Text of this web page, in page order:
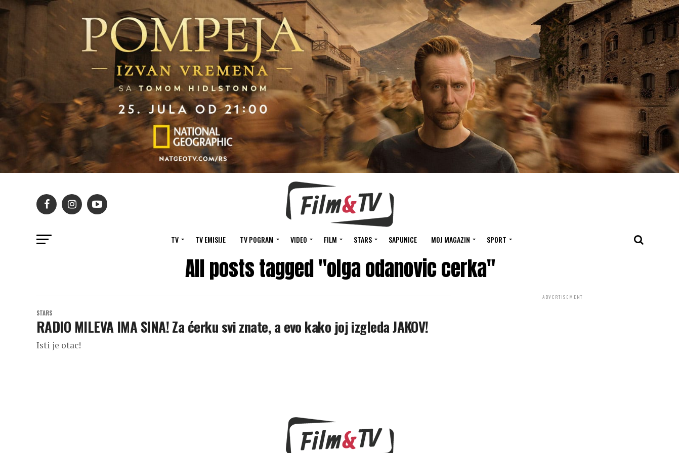
TV TV EMISIJE TV POGRAM VIDEO FILM STARS SAPUNICE MOJ MAGAZIN SPORT
All posts tagged "olga odanovic cerka"
STARS
RADIO MILEVA IMA SINA! Za ćerku svi znate, a evo kako joj izgleda JAKOV!
Isti je otac!
ADVERTISEMENT